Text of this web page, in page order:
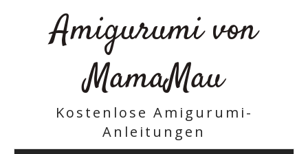
Amigurumi von
MamaMau
Kostenlose Amigurumi-
Anleitungen